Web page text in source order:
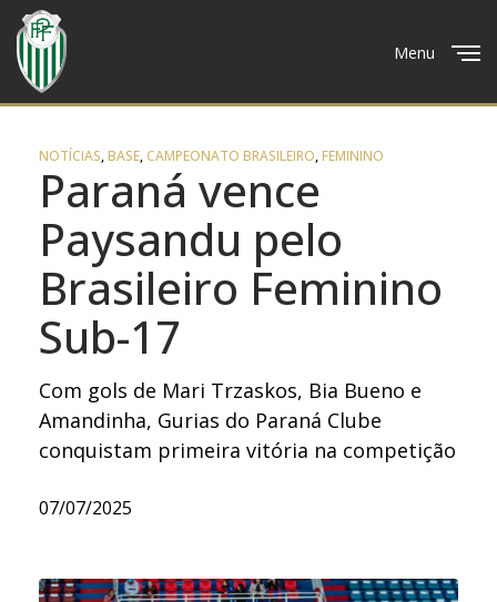
Menu
NOTÍCIAS,BASE,CAMPEONATO BRASILEIRO,FEMININO
Paraná vence
Paysandu pelo
Brasileiro Feminino
Sub-17
Com gols de Mari Trzaskos, Bia Bueno e
Amandinha, Gurias do Paraná Clube
conquistam primeira vitória na competição
07/07/2025